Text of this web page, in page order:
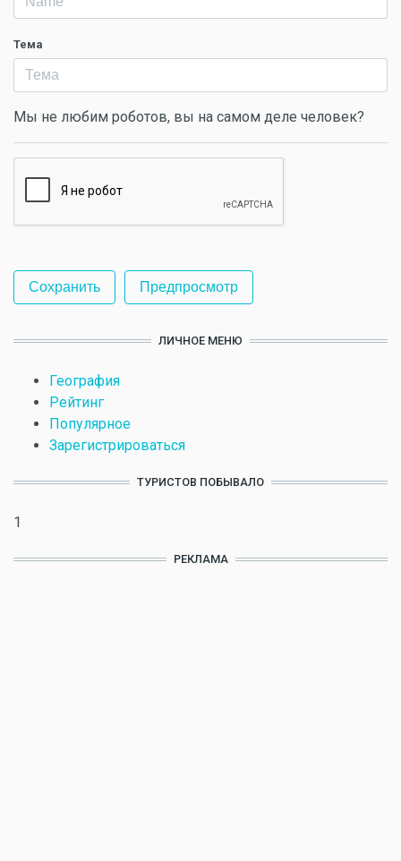
Тема
Мы не любим роботов, вы на самом деле человек?
ЛИЧНОЕ МЕНЮ
География
Рейтинг
Популярное
Зарегистрироваться
ТУРИСТОВ ПОБЫВАЛО
1
РЕКЛАМА